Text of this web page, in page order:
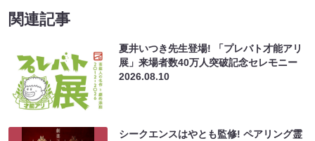
関連記事
夏井いつき先生登場! 「プレバト才能アリ
展」来場者数40万人突破記念セレモニー
2026.08.10
シークエンスはやとも監修! ペアリング霊